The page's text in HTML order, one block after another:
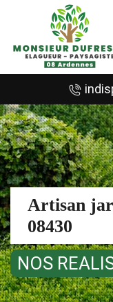
Artisan
08430
NOS